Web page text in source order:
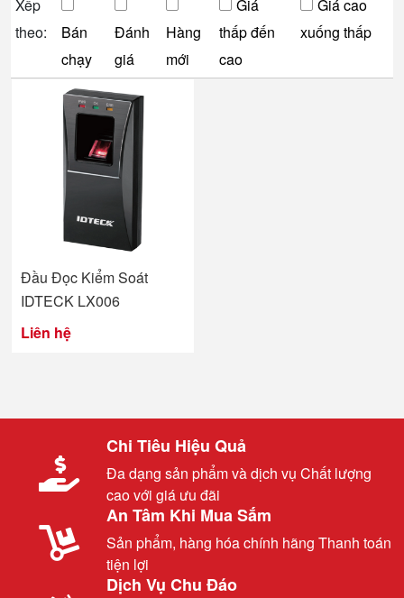
Xếp
theo:
Bán
chạy
Đánh
giá
Hàng
mới
Giá
thấp đến
cao
Giá cao
xuống thấp
Đầu Đọc Kiểm Soát
IDTECK LX006
Liên hệ
Chi Tiêu Hiệu Quả
Đa dạng sản phẩm và dịch vụ Chất lượng
cao với giá ưu đãi
An Tâm Khi Mua Sắm
Sản phẩm, hàng hóa chính hãng Thanh toán
tiện lợi
Dịch Vụ Chu Đáo